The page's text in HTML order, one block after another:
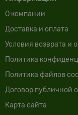
О компании
Доставка и оплата
Условия возврата и
Политика
Политика файлов
Договор публичной
Карта сайта